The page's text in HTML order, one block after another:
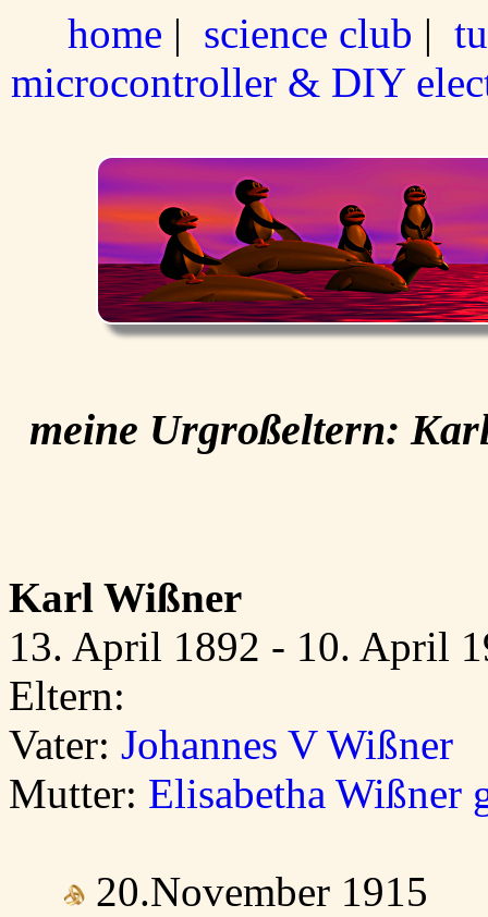
home | science club |
microcontroller & DIY
meine Urgroßeltern:
Karl Wißner
13. April 1892 - 10. April
Eltern:
Vater: Johannes V Wißner
Mutter: Elisabetha Wißner
20.November 1915